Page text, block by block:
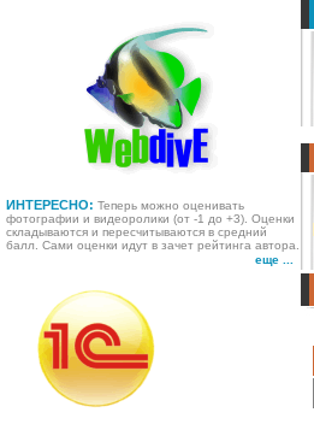
ИНТЕРЕСНО: Теперь можно оценивать
фотографии и видеоролики (от -1 до +3). Оценки
складываются и пересчитываются в средний
балл. Сами оценки идут в зачет рейтинга автора.
еще ...